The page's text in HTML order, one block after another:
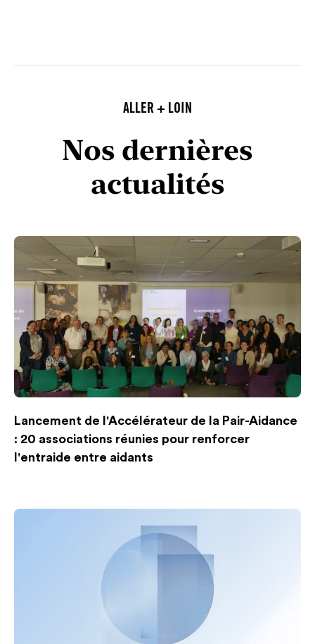
ALLER + LOIN
Nos dernières
actualités
Lancement de l'Accélérateur de la Pair-Aidance
: 20 associations réunies pour renforcer
l'entraide entre aidants